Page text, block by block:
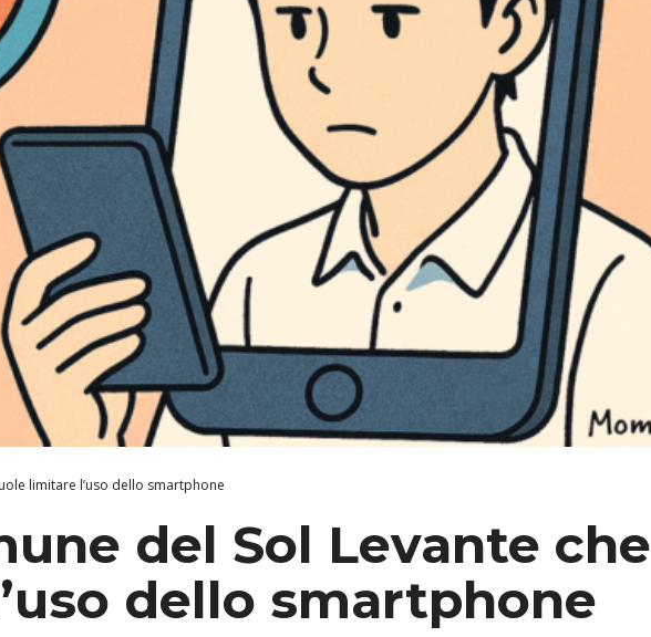
limitare l’uso dello smartphone
del Sol Levante che
dello smartphone